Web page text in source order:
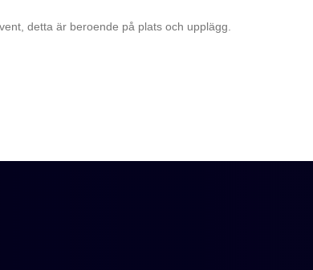
detta är beroende på plats och upplägg.